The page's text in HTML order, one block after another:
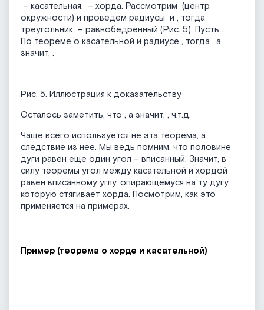
– касательная, – хорда. Рассмотрим (центр
окружности) и проведем радиусы и , тогда
треугольник – равнобедренный (Рис. 5). Пусть .
По теореме о касательной и радиусе , тогда , а
значит, .
Рис. 5. Иллюстрация к доказательству
Осталось заметить, что , а значит, , ч.т.д.
Чаще всего используется не эта теорема, а
следствие из нее. Мы ведь помним, что половине
дуги равен еще один угол – вписанный. Значит, в
силу теоремы угол между касательной и хордой
равен вписанному углу, опирающемуся на ту дугу,
которую стягивает хорда. Посмотрим, как это
применяется на примерах.
Пример (теорема о хорде и касательной)